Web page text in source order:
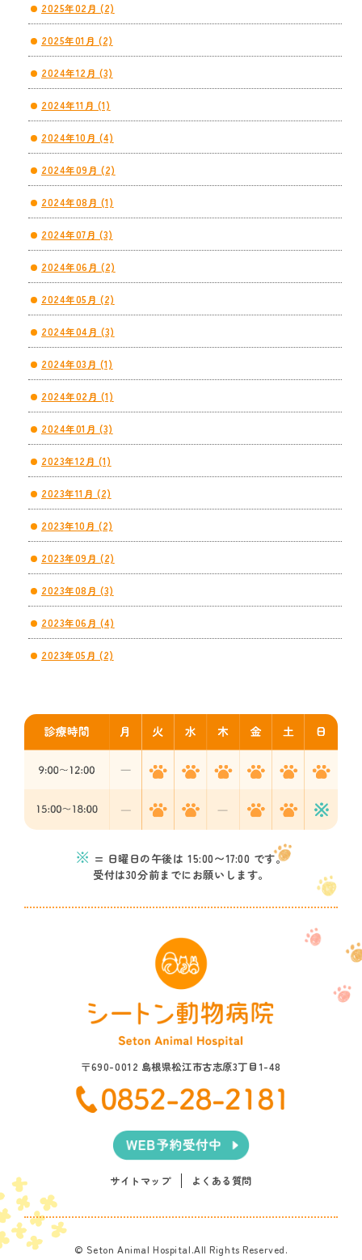
2025年02月 (2)
2025年01月 (2)
2024年12月 (3)
2024年11月 (1)
2024年10月 (4)
2024年09月 (2)
2024年08月 (1)
2024年07月 (3)
2024年06月 (2)
2024年05月 (2)
2024年04月 (3)
2024年03月 (1)
2024年02月 (1)
2024年01月 (3)
2023年12月 (1)
2023年11月 (2)
2023年10月 (2)
2023年09月 (2)
2023年08月 (3)
2023年06月 (4)
2023年05月 (2)
※ = 日曜日の午後は 15:00〜17:00 です。
受付は30分前までにお願いします。
〒690-0012 島根県松江市古志原3丁目1-48
サイトマップ よくある質問
© Seton Animal Hospital.All Rights Reserved.